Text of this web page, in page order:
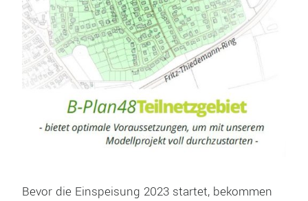
Bevor die Einspeisung 2023 startet, bekommen